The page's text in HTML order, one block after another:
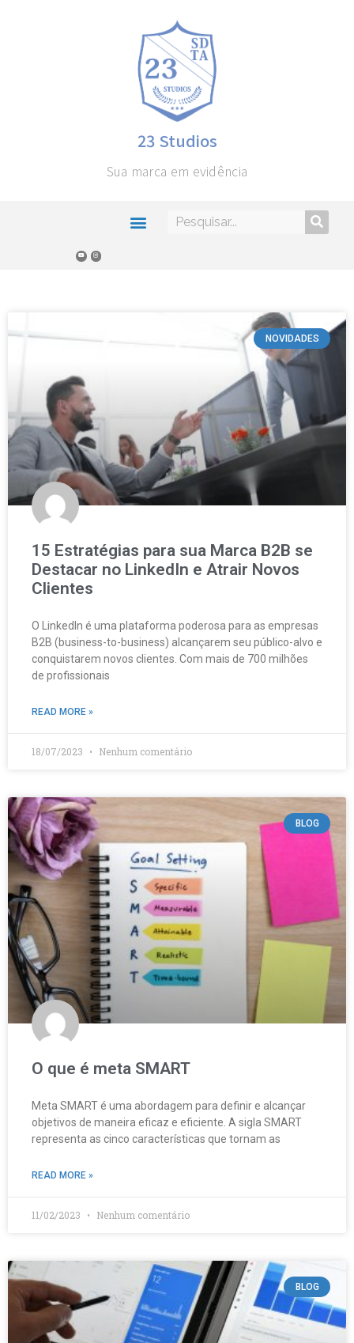
23 Studios
Sua marca em evidência
NOVIDADES
15 Estratégias para sua Marca B2B se
Destacar no LinkedIn e Atrair Novos
Clientes
O LinkedIn é uma plataforma poderosa para as empresas
B2B (business-to-business) alcançarem seu público-alvo e
conquistarem novos clientes. Com mais de 700 milhões
de profissionais
READ MORE »
18/07/2023 Nenhum comentário
BLOG
O que é meta SMART
Meta SMART é uma abordagem para definir e alcançar
objetivos de maneira eficaz e eficiente. A sigla SMART
representa as cinco características que tornam as
READ MORE »
11/02/2023 Nenhum comentário
BLOG